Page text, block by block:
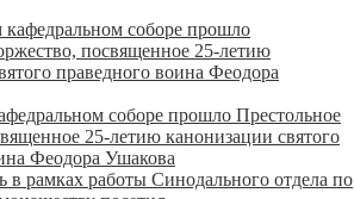
соборе прошло Престольное
25-летию канонизации святого
Феодора Ушакова